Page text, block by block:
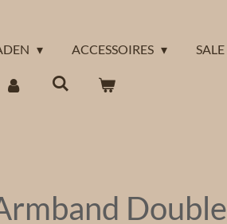
ACCESSOIRES SALE
Double